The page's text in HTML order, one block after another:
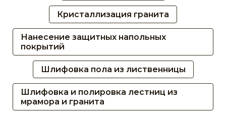
Кристаллизация гранита
Нанесение защитных напольных
покрытий
Шлифовка пола из лиственницы
Шлифовка и полировка лестниц из
мрамора и гранита